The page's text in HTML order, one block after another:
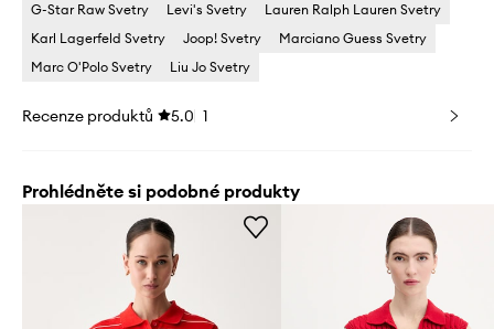
G-Star Raw Svetry
Levi's Svetry
Lauren Ralph Lauren Svetry
Karl Lagerfeld Svetry
Joop! Svetry
Marciano Guess Svetry
Marc O'Polo Svetry
Liu Jo Svetry
Recenze produktů 5.0 1
Prohlédněte si podobné produkty